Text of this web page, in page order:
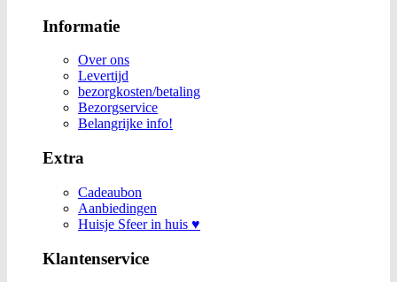
Informatie
Over ons
Levertijd
bezorgkosten/betaling
Bezorgservice
Belangrijke info!
Extra
Cadeaubon
Aanbiedingen
Huisje Sfeer in huis ♥
Klantenservice